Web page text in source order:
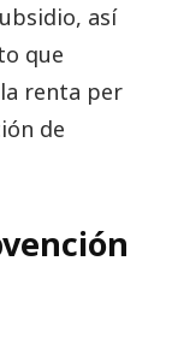
así
que
renta per
de